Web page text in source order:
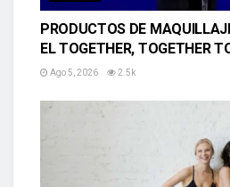
PRODUCTOS DE
EL TOGETHER, TOGETHER
Ago 5, 2026 2.5k